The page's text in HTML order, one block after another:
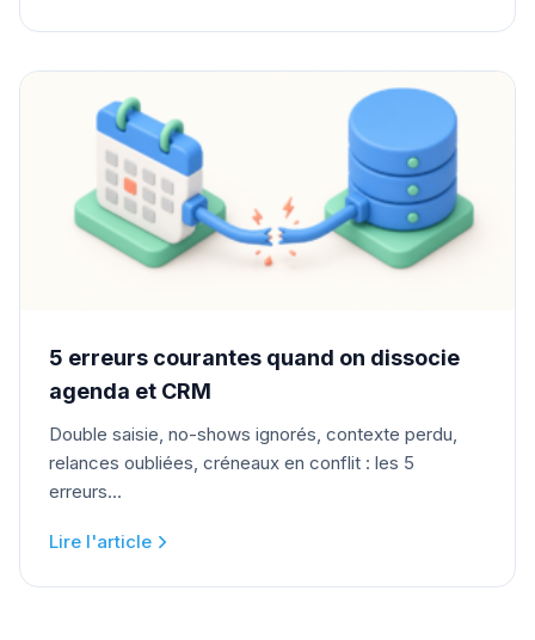
5 erreurs courantes quand on dissocie
agenda et CRM
Double saisie, no-shows ignorés, contexte perdu,
relances oubliées, créneaux en conflit : les 5
erreurs...
Lire l'article